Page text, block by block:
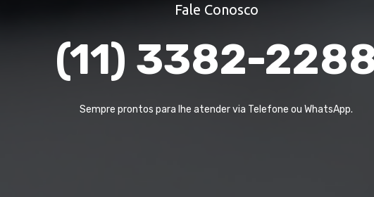
Fale Conosco
(11) 3382-
Sempre prontos para lhe atender via Telefone ou WhatsApp.